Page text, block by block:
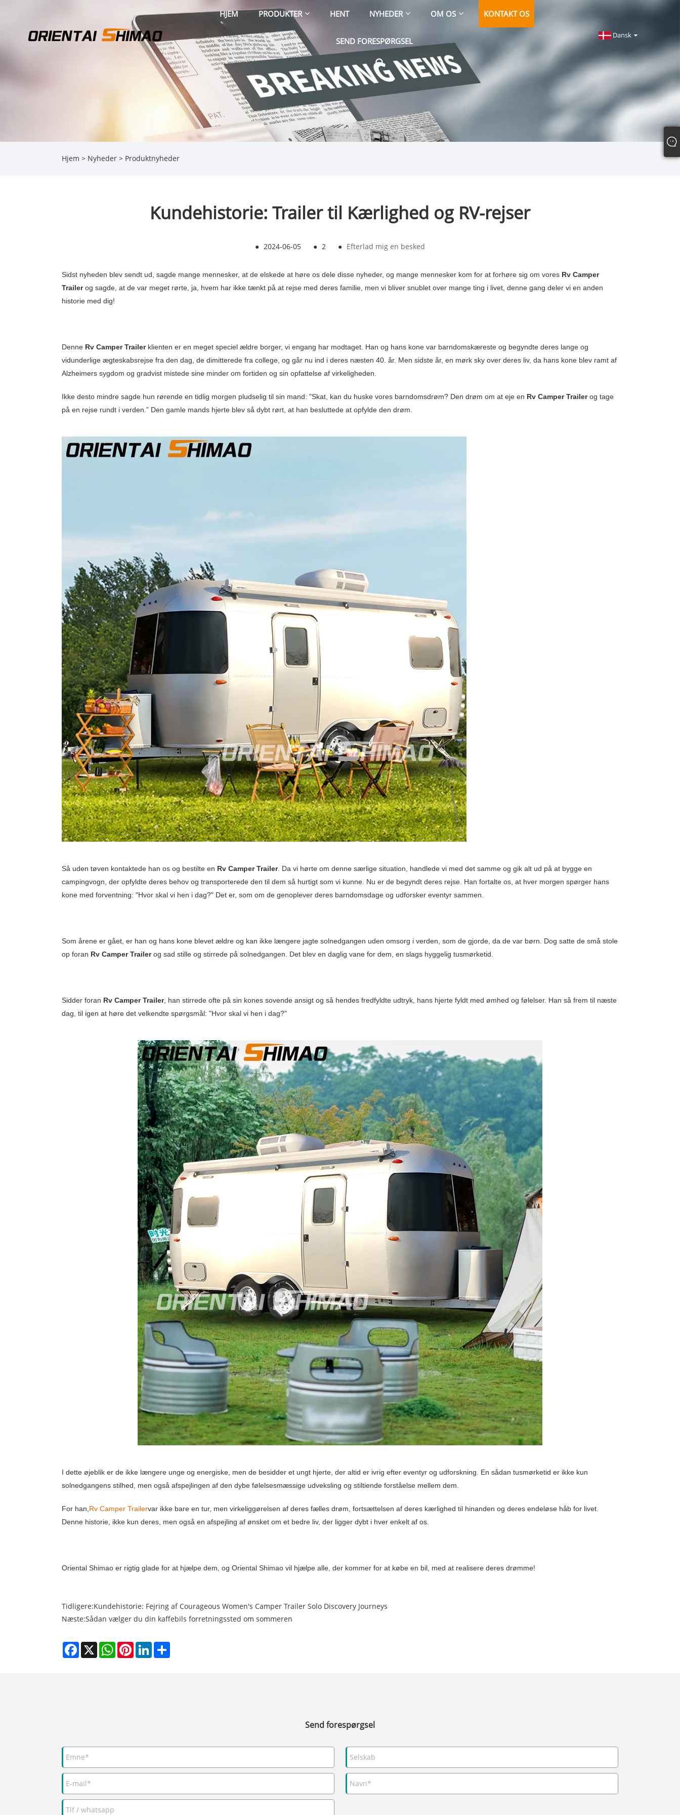
HJEM PRODUKTER HENT NYHEDER OM OS KONTAKT OS
SEND FORESPØRGSEL
Dansk
Hjem > Nyheder > Produktnyheder
Kundehistorie: Trailer til Kærlighed og RV-rejser
● 2024-06-05 ● 2 ● Efterlad mig en besked
Sidst nyheden blev sendt ud, sagde mange mennesker, at de elskede at høre os dele disse nyheder, og mange mennesker kom for at forhøre sig om vores Rv Camper
Trailer og sagde, at de var meget rørte, ja, hvem har ikke tænkt på at rejse med deres familie, men vi bliver snublet over mange ting i livet, denne gang deler vi en anden
historie med dig!
Denne Rv Camper Trailer klienten er en meget speciel ældre borger, vi engang har modtaget. Han og hans kone var barndomskæreste og begyndte deres lange og
vidunderlige ægteskabsrejse fra den dag, de dimitterede fra college, og går nu ind i deres næsten 40. år. Men sidste år, en mørk sky over deres liv, da hans kone blev ramt af
Alzheimers sygdom og gradvist mistede sine minder om fortiden og sin opfattelse af virkeligheden.
Ikke desto mindre sagde hun rørende en tidlig morgen pludselig til sin mand: "Skat, kan du huske vores barndomsdrøm? Den drøm om at eje en Rv Camper Trailer og tage
på en rejse rundt i verden.” Den gamle mands hjerte blev så dybt rørt, at han besluttede at opfylde den drøm.
Så uden tøven kontaktede han os og bestilte en Rv Camper Trailer. Da vi hørte om denne særlige situation, handlede vi med det samme og gik alt ud på at bygge en
campingvogn, der opfyldte deres behov og transporterede den til dem så hurtigt som vi kunne. Nu er de begyndt deres rejse. Han fortalte os, at hver morgen spørger hans
kone med forventning: "Hvor skal vi hen i dag?" Det er, som om de genoplever deres barndomsdage og udforsker eventyr sammen.
Som årene er gået, er han og hans kone blevet ældre og kan ikke længere jagte solnedgangen uden omsorg i verden, som de gjorde, da de var børn. Dog satte de små stole
op foran Rv Camper Trailer og sad stille og stirrede på solnedgangen. Det blev en daglig vane for dem, en slags hyggelig tusmørketid.
Sidder foran Rv Camper Trailer, han stirrede ofte på sin kones sovende ansigt og så hendes fredfyldte udtryk, hans hjerte fyldt med ømhed og følelser. Han så frem til næste
dag, til igen at høre det velkendte spørgsmål: "Hvor skal vi hen i dag?"
I dette øjeblik er de ikke længere unge og energiske, men de besidder et ungt hjerte, der altid er ivrig efter eventyr og udforskning. En sådan tusmørketid er ikke kun
solnedgangens stilhed, men også afspejlingen af ​​den dybe følelsesmæssige udveksling og stiltiende forståelse mellem dem.
For han, Rv Camper Trailervar ikke bare en tur, men virkeliggørelsen af ​​deres fælles drøm, fortsættelsen af ​​deres kærlighed til hinanden og deres endeløse håb for livet.
Denne historie, ikke kun deres, men også en afspejling af ønsket om et bedre liv, der ligger dybt i hver enkelt af os.
Oriental Shimao er rigtig glade for at hjælpe dem, og Oriental Shimao vil hjælpe alle, der kommer for at købe en bil, med at realisere deres drømme!
Tidligere:Kundehistorie: Fejring af Courageous Women's Camper Trailer Solo Discovery Journeys
Næste:Sådan vælger du din kaffebils forretningssted om sommeren
Facebook
X WhatsAppPinterestLinkedIn
Send forespørgsel